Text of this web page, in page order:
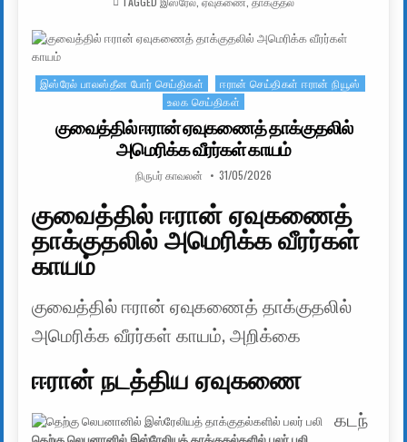
Posted in
இஸ்ரேல் பாலஸ்தீன போர் செய்திகள்
ஈரான் செய்திகள் ஈரான் நியூஸ்
உலக செய்திகள்
குவைத்தில் ஈரான் ஏவுகணைத் தாக்குதலில்
அமெரிக்க வீரர்கள் காயம்
AUTHOR:
நிருபர் காவலன் PUBLISHED DATE:
31/05/2026
குவைத்தில் ஈரான் ஏவுகணைத்
தாக்குதலில் அமெரிக்க வீரர்கள்
காயம்
குவைத்தில் ஈரான் ஏவுகணைத் தாக்குதலில்
அமெரிக்க வீரர்கள் காயம், அறிக்கை
ஈரான் நடத்திய ஏவுகணை
கடந்